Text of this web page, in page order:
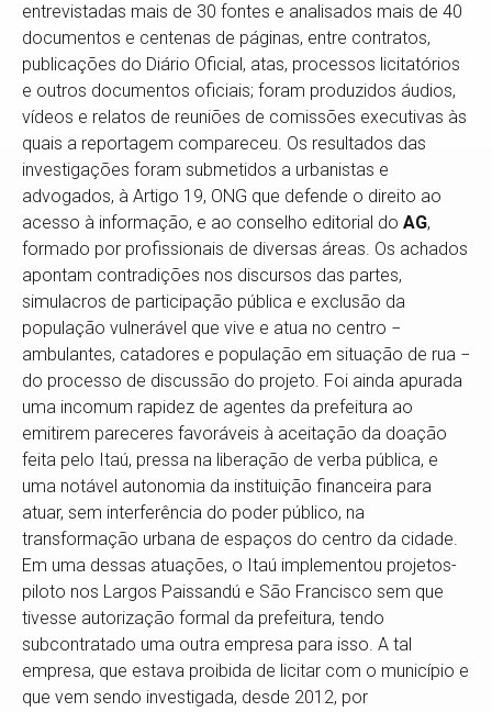
entrevistadas mais de 30 fontes e analisados mais de 40
documentos e centenas de páginas, entre contratos,
publicações do Diário Oficial, atas, processos licitatórios
e outros documentos oficiais; foram produzidos áudios,
vídeos e relatos de reuniões de comissões executivas às
quais a reportagem compareceu. Os resultados das
investigações foram submetidos a urbanistas e
advogados, à Artigo 19, ONG que defende o direito ao
acesso à informação, e ao conselho editorial do AG,
formado por profissionais de diversas áreas. Os achados
apontam contradições nos discursos das partes,
simulacros de participação pública e exclusão da
população vulnerável que vive e atua no centro −
ambulantes, catadores e população em situação de rua −
do processo de discussão do projeto. Foi ainda apurada
uma incomum rapidez de agentes da prefeitura ao
emitirem pareceres favoráveis à aceitação da doação
feita pelo Itaú, pressa na liberação de verba pública, e
uma notável autonomia da instituição financeira para
atuar, sem interferência do poder público, na
transformação urbana de espaços do centro da cidade.
Em uma dessas atuações, o Itaú implementou projetos-
piloto nos Largos Paissandú e São Francisco sem que
tivesse autorização formal da prefeitura, tendo
subcontratado uma outra empresa para isso. A tal
empresa, que estava proibida de licitar com o município e
que vem sendo investigada, desde 2012, por